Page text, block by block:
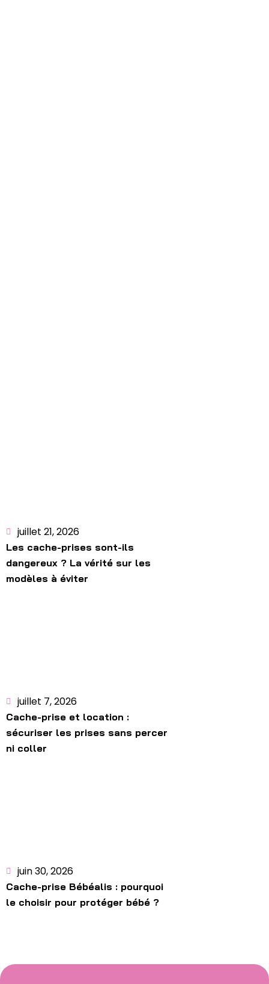
juillet 21, 2026
Les cache-prises sont-ils
dangereux ? La vérité sur les
modèles à éviter
juillet 7, 2026
Cache-prise et location :
sécuriser les prises sans percer
ni coller
juin 30, 2026
Cache-prise Bébéalis : pourquoi
le choisir pour protéger bébé ?